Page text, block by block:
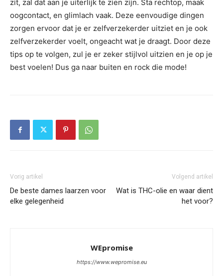
zit, zal dat aan je uiterlijk te zien zijn. Sta rechtop, maak
oogcontact, en glimlach vaak. Deze eenvoudige dingen
zorgen ervoor dat je er zelfverzekerder uitziet en je ook
zelfverzekerder voelt, ongeacht wat je draagt. Door deze
tips op te volgen, zul je er zeker stijlvol uitzien en je op je
best voelen! Dus ga naar buiten en rock die mode!
Vorig artikel
De beste dames laarzen voor
elke gelegenheid
Volgend artikel
Wat is THC-olie en waar dient
het voor?
WEpromise
https://www.wepromise.eu